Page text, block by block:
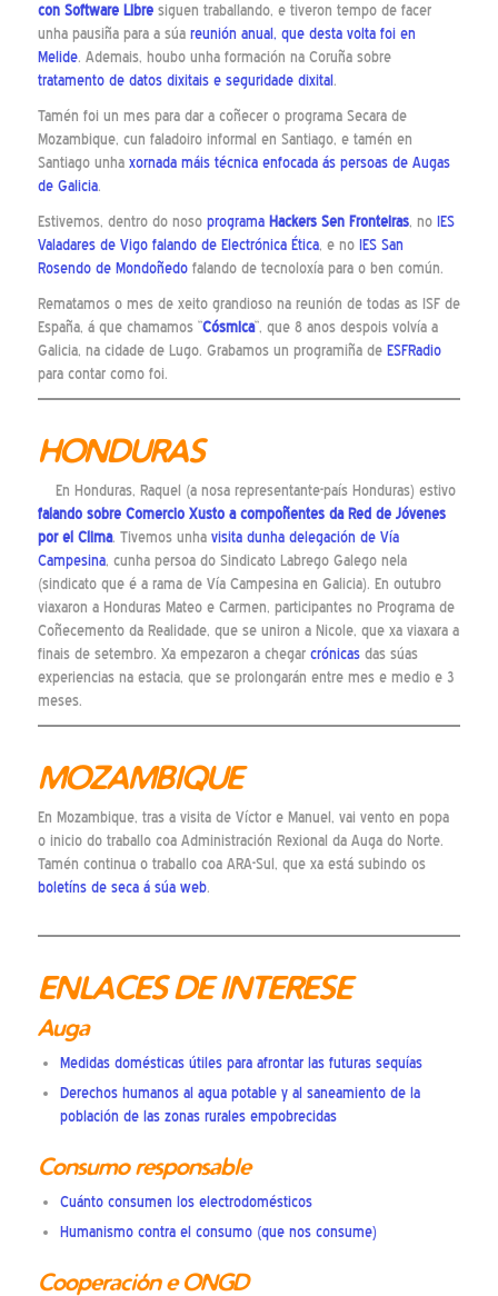
con Software Libresiguen traballando, e tiveron tempo de facer
unha pausiña para a súa reunión anual, que desta volta foi en
Melide. Ademais, houbo unha formación na Coruña sobre
tratamento de datos dixitais e seguridade dixital .
Tamén foi un mes para dar a coñecer o programa Secara de
Mozambique, cun faladoiro informal en Santiago, e tamén en
Santiago unha xornada máis técnica enfocada ás persoas de Augas
de Galicia.
Estivemos, dentro do noso programa Hackers Sen Fronteiras, no IES
Valadares de Vigo falando de Electrónica Ética, e no IES San
Rosendo de Mondoñedofalando de tecnoloxía para o ben común.
Rematamos o mes de xeito grandioso na reunión de todas as ISF de
España, á que chamamos “Cósmica“, que 8 anos despois volvía a
Galicia, na cidade de Lugo. Grabamos un programiña de ESFRadio
para contar como foi.
HONDURAS
En Honduras, Raquel (a nosa representante-país Honduras) estivo
falando sobre Comercio Xusto a compoñentes da Red de Jóvenes
por el Clima. Tivemos unha visita dunha delegación de Vía
Campesina, cunha persoa do Sindicato Labrego Galego nela
(sindicato que é a rama de Vía Campesina en Galicia). En outubro
viaxaron a Honduras Mateo e Carmen, participantes no Programa de
Coñecemento da Realidade, que se uniron a Nicole, que xa viaxara a
finais de setembro. Xa empezaron a chegar crónicasdas súas
experiencias na estacia, que se prolongarán entre mes e medio e 3
meses.
MOZAMBIQUE
En Mozambique, tras a visita de Víctor e Manuel, vai vento en popa
o inicio do traballo coa Administración Rexional da Auga do Norte.
Tamén continua o traballo coa ARA-Sul, que xa está subindo os
boletíns de seca á súa web.
ENLACES DE INTERESE
Auga
Medidas domésticas útiles para afrontar las futuras sequías
Derechos humanos al agua potable y al saneamiento de la
población de las zonas rurales empobrecidas
Consumo responsable
Cuánto consumen los electrodomésticos
Humanismo contra el consumo (que nos consume)
Cooperación e ONGD